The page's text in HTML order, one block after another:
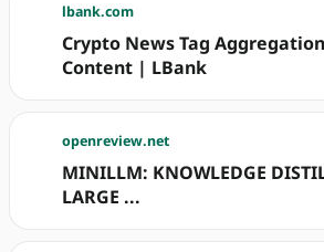
lbank.com
Crypto News Tag
Content | LBank
openreview.net
MINILLM: KNOWLEDGE
LARGE ...